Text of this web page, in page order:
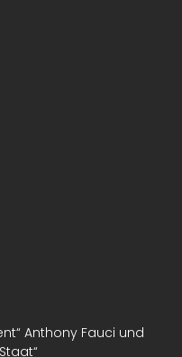
Anthony Fauci und